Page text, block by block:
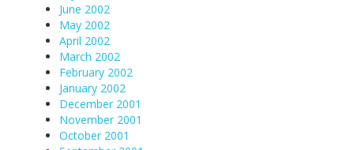
June 2002
May 2002
April 2002
March 2002
February 2002
January 2002
December 2001
November 2001
October 2001